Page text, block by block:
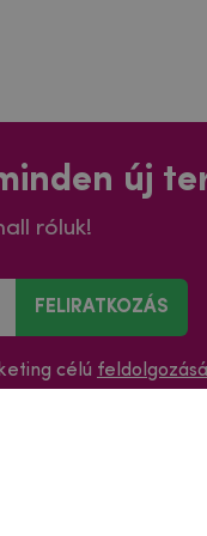
új
róluk!
FELIRATKOZÁS
célú